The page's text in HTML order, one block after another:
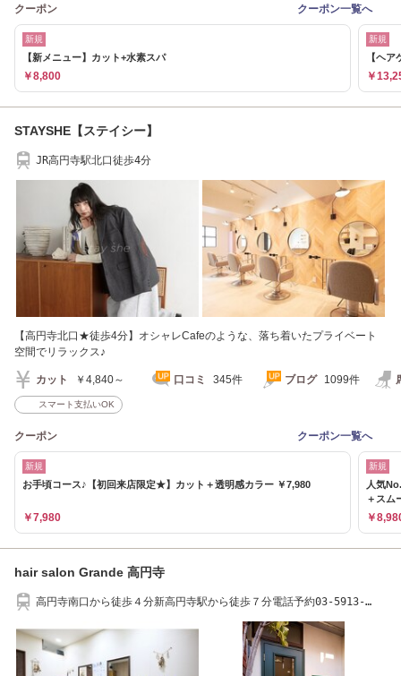
クーポン クーポン一覧へ
新規
【新メニュー】カット+水素スパ
￥8,800
新規
【ヘ
￥
STAYSHE【ステイシー】
JR高円寺駅北口徒歩4分
【高円寺北口★徒歩4分】オシャレCafeのような、落ち着いたプライベート
空間でリラックス♪
カット ￥4,840～ 口コミ 345件 ブログ 1099件
スマート支払いOK
クーポン クーポン一覧へ
新規
お手頃コース♪【初回来店限定★】カット＋透明感カラー ￥7,980
￥7,980
新規
人気
＋スム
￥
hair salon Grande 高円寺
高円寺南口から徒歩４分新高円寺駅から徒歩７分電話予約03-5913-